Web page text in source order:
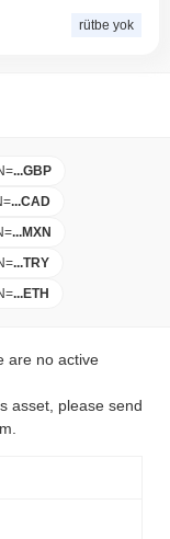
rütbe yok
=...GBP
=...CAD
=...MXN
=...TRY
=...ETH
are no active
asset, please send